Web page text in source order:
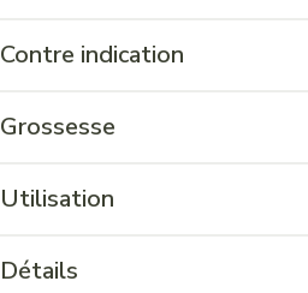
Contre indication
Grossesse
Utilisation
Détails